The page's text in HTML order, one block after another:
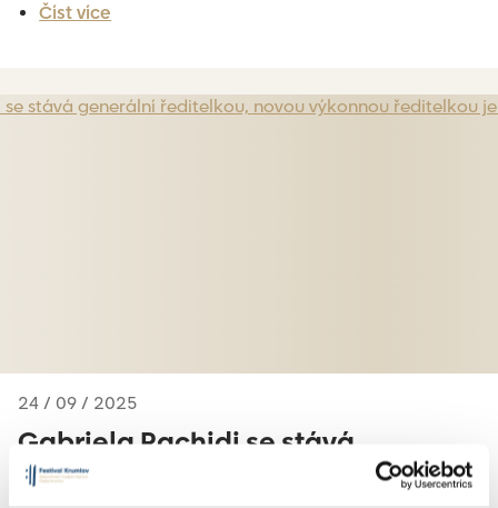
Číst více
Gabriela Rachidi se stává
generální ředitelkou, novou
24 / 09 / 2025